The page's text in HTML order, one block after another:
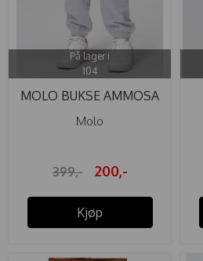
På lager i
104
MOLO BUKSE AMMOSA
LIGHT GREY ...
Molo
399,- 200,-
Kjøp